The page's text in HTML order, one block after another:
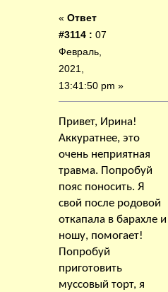
« Ответ
#3114 : 07
Февраль,
2021,
13:41:50 pm »
Привет, Ирина!
Аккуратнее, это
очень неприятная
травма. Попробуй
пояс поносить. Я
свой после родовой
откапала в барахле и
ношу, помогает!
Попробуй
приготовить
муссовый торт, я